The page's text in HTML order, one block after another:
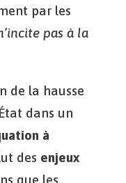
par les
pas à la
de la hausse
dans un
à
des enjeux
que les